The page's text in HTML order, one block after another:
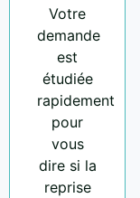
Votre
demande
est
étudiée
rapidement
pour
vous
dire si la
reprise